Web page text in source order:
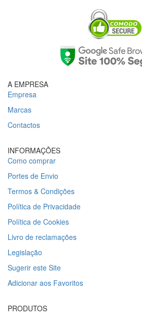
A EMPRESA
Empresa
Marcas
Contactos
INFORMAÇÕES
Como comprar
Portes de Envio
Termos & Condições
Política de Privacidade
Política de Cookies
Livro de reclamações
Legislação
Sugerir este Site
Adicionar aos Favoritos
PRODUTOS